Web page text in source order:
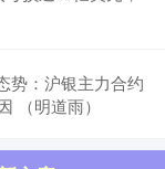
势：沪银主力合约
（明道雨）